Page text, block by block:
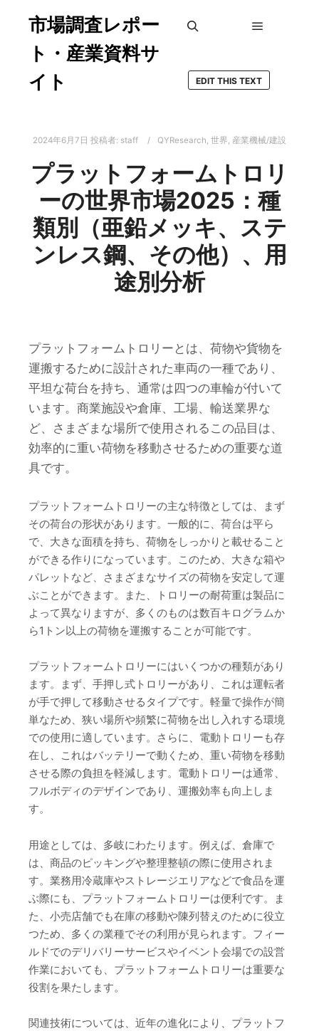
市場調査レポー
ト・産業資料サ
イト
EDIT THIS TEXT
2024年6月7日 投稿者: staff QYResearch, 世界, 産業機械/建設
プラットフォームトロリ
ーの世界市場2025：種
類別（亜鉛メッキ、ステ
ンレス鋼、その他）、用
途別分析
プラットフォームトロリーとは、荷物や貨物を
運搬するために設計された車両の一種であり、
平坦な荷台を持ち、通常は四つの車輪が付いて
います。商業施設や倉庫、工場、輸送業界な
ど、さまざまな場所で使用されるこの品目は、
効率的に重い荷物を移動させるための重要な道
具です。
プラットフォームトロリーの主な特徴としては、まず
その荷台の形状があります。一般的に、荷台は平ら
で、大きな面積を持ち、荷物をしっかりと載せること
ができる作りになっています。このため、大きな箱や
パレットなど、さまざまなサイズの荷物を安定して運
ぶことができます。また、トロリーの耐荷重は製品に
よって異なりますが、多くのものは数百キログラムか
ら1トン以上の荷物を運搬することが可能です。
プラットフォームトロリーにはいくつかの種類があり
ます。まず、手押し式トロリーがあり、これは運転者
が手で押して移動させるタイプです。軽量で操作が簡
単なため、狭い場所や頻繁に荷物を出し入れする環境
での使用に適しています。さらに、電動トロリーも存
在し、これはバッテリーで動くため、重い荷物を移動
させる際の負担を軽減します。電動トロリーは通常、
フルボディのデザインであり、運搬効率も向上しま
す。
用途としては、多岐にわたります。例えば、倉庫で
は、商品のピッキングや整理整頓の際に使用されま
す。業務用冷蔵庫やストレージエリアなどで食品を運
ぶ際にも、プラットフォームトロリーは便利です。ま
た、小売店舗でも在庫の移動や陳列替えのために役立
つため、多くの業種でその利用が見られます。フィー
ルドでのデリバリーサービスやイベント会場での設営
作業においても、プラットフォームトロリーは重要な
役割を果たします。
関連技術については、近年の進化により、プラットフ